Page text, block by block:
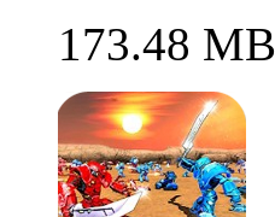
173.48 MB